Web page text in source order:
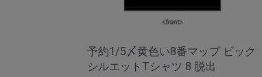
予約1/5〆黄色い8番マップ ビック
シルエットTシャツ 8 脱出